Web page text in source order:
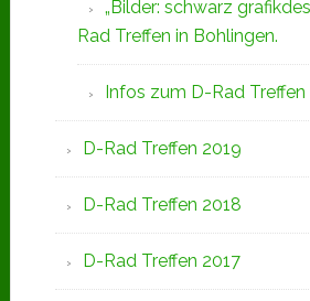
„Bilder: schwarz
Rad Treffen in Bohlingen.
Infos zum D-Rad Treffen
D-Rad Treffen 2019
D-Rad Treffen 2018
D-Rad Treffen 2017